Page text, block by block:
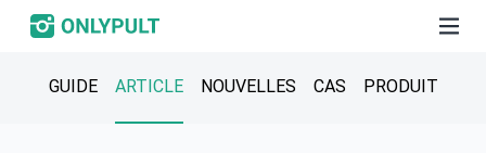
GUIDE ARTICLE NOUVELLES CAS PRODUIT